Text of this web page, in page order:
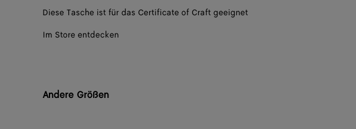
Diese Tasche ist für das Certificate of Craft geeignet
Im Store entdecken
Andere Größen